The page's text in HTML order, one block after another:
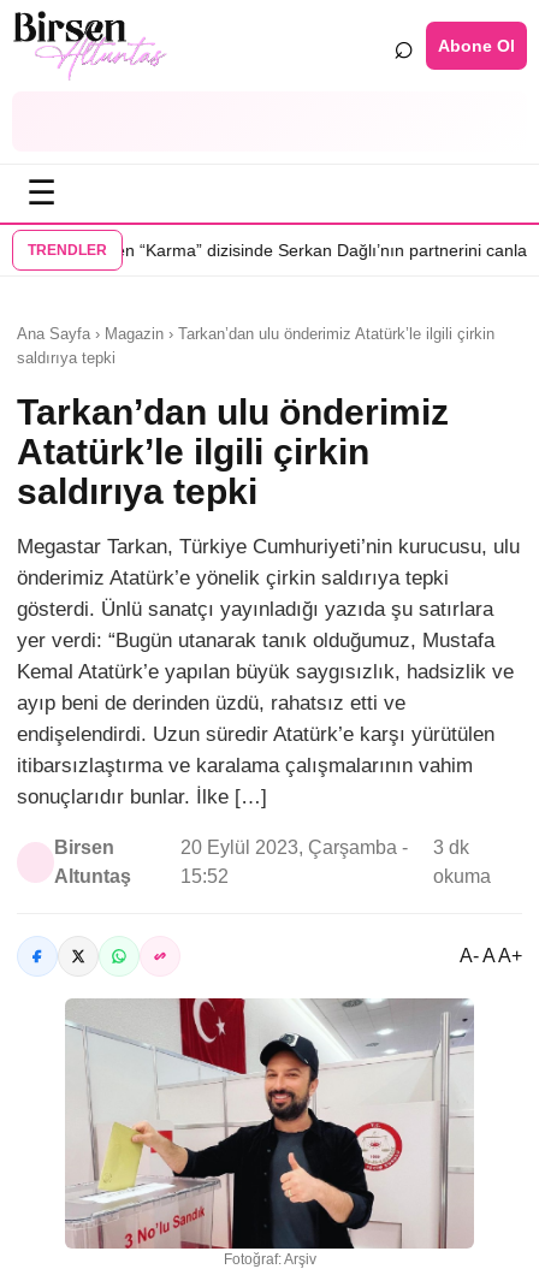
⌕ Abone Ol
☰
TRENDLER
dizisinde Serkan Dağlı’nın partnerini canlandıracak•Daha
Ana Sayfa › Magazin › Tarkan’dan ulu önderimiz Atatürk’le ilgili çirkin
saldırıya tepki
Tarkan’dan ulu önderimiz
Atatürk’le ilgili çirkin
saldırıya tepki
Megastar Tarkan, Türkiye Cumhuriyeti’nin kurucusu, ulu
önderimiz Atatürk’e yönelik çirkin saldırıya tepki
gösterdi. Ünlü sanatçı yayınladığı yazıda şu satırlara
yer verdi: “Bugün utanarak tanık olduğumuz, Mustafa
Kemal Atatürk’e yapılan büyük saygısızlık, hadsizlik ve
ayıp beni de derinden üzdü, rahatsız etti ve
endişelendirdi. Uzun süredir Atatürk’e karşı yürütülen
itibarsızlaştırma ve karalama çalışmalarının vahim
sonuçlarıdır bunlar. İlke […]
Birsen
Altuntaş
20 Eylül 2023, Çarşamba -
15:52
3 dk
okuma
A- A A+
Fotoğraf: Arşiv